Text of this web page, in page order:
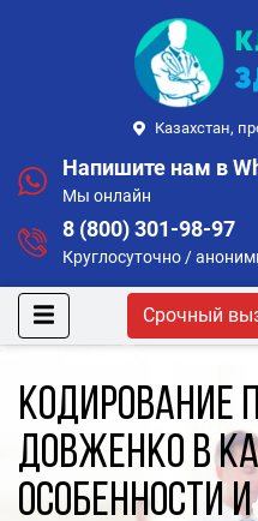
Казахстан,
Напишите нам в
Мы онлайн
8 (800) 301-98-97
Круглосуточно /
Срочный
Кодирование
Довженко в
особенности